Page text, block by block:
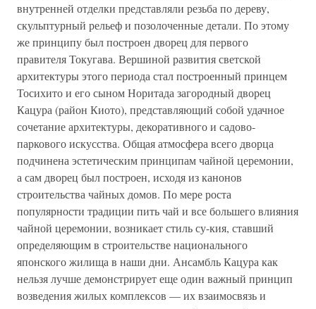
внутренней отделки представляли резьба по дереву,
скульптурный рельеф и позолоченные детали. По этому
же принципу был построен дворец для первого
правителя Токугава. Вершиной развития светской
архитектуры этого периода стал построенный принцем
Тосихито и его сыном Норитада загородный дворец
Кацура (район Киото), представляющий собой удачное
сочетание архитектуры, декоративного и садово-
паркового искусства. Общая атмосфера всего дворца
подчинена эстетическим принципам чайной церемонии,
а сам дворец был построен, исходя из канонов
строительства чайных домов. По мере роста
популярности традиции пить чай и все большего влияния
чайной церемонии, возникает стиль су-кия, ставший
определяющим в строительстве национального
японского жилища в наши дни. Ансамбль Кацура как
нельзя лучше демонстрирует еще один важный принцип
возведения жилых комплексов — их взаимосвязь и